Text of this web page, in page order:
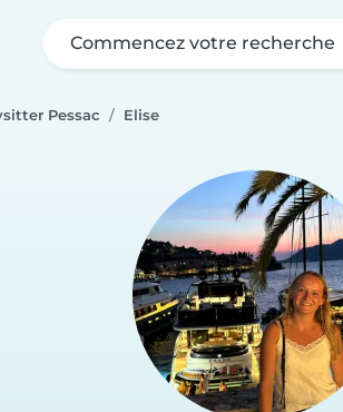
Commencez votre recherche
Pessac Elise